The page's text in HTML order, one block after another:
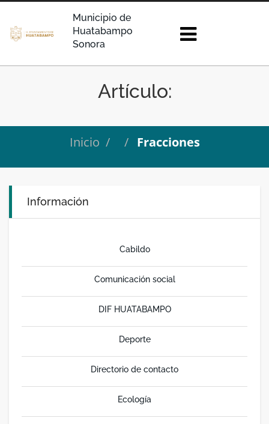
Municipio de
Huatabampo
Sonora
Artículo:
Inicio Fracciones
Información
Cabildo
Comunicación social
DIF HUATABAMPO
Deporte
Directorio de contacto
Ecología